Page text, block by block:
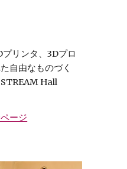
リンタ、3Dプロ
自由なものづく
Hall
ージ